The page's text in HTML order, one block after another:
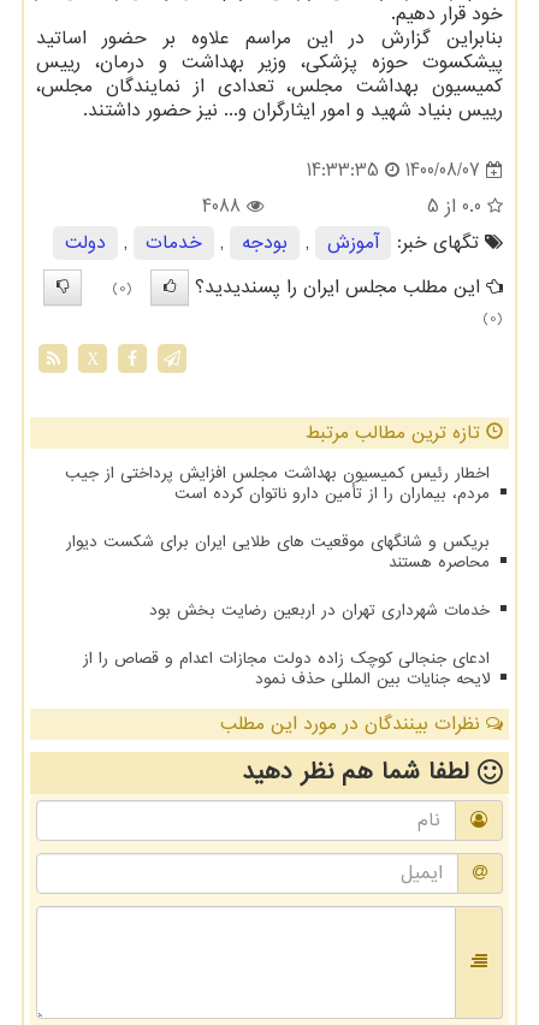
خود قرار دهیم.
بنابراین گزارش در این مراسم علاوه بر حضور اساتید
پیشکسوت حوزه پزشکی، وزیر بهداشت و درمان، رییس
کمیسیون بهداشت مجلس، تعدادی از نمایندگان مجلس،
رییس بنیاد شهید و امور ایثارگران و... نیز حضور داشتند.
1400/08/07
14:33:35
0.0 از 5
4088
تگهای خبر:
آموزش , بودجه , خدمات ,
دولت
این مطلب مجلس ایران را پسندیدید؟
(0)
(0)
X
تازه ترین مطالب مرتبط
اخطار رئیس کمیسیون بهداشت مجلس افزایش پرداختی از جیب
مردم، بیماران را از تأمین دارو ناتوان کرده است
بریکس و شانگهای موقعیت های طلایی ایران برای شکست دیوار
محاصره هستند
خدمات شهرداری تهران در اربعین رضایت بخش بود
ادعای جنجالی کوچک زاده دولت مجازات اعدام و قصاص را از
لایحه جنایات بین المللی حذف نمود
نظرات بینندگان در مورد این مطلب
لطفا شما همنظر دهید